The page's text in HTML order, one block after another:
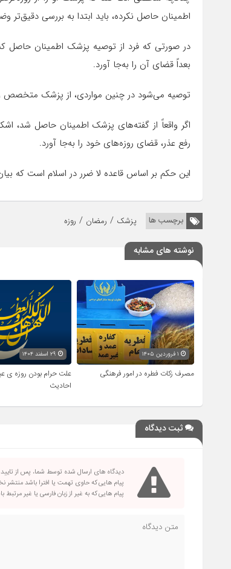
اطمینان حاصل نکرده، باید ابتدا به بررسی دقیق‌تر
در صورتی که فرد از توصیه پزشک اطمینان حاصل
بعداً قضای آن را به‌جا آورد.
توصیه می‌شود در چنین مواردی، از پزشک متخصص
اگر واقعاً از گفته‌های پزشک اطمینان حاصل شد،
رفع عذر، قضای روزه‌های خود را به‌جا آورد.
این حکم بر اساس قاعده لا ضرر در اسلام است که
برچسب ها پزشک / رمضان / روزه
نوشته های مشابه
مصرف زکات فطره در امور فرهنگی
۲۹ اسفند ۱۴۰۴
علت حرام بودن روزه ی
احادیث
ثبت دیدگاه
دیدگاه های ارسال شده توسط شما، پس از
پیام هایی که حاوی تهمت یا افترا باشد منتشر
پیام هایی که به غیر از زبان فارسی یا غیر